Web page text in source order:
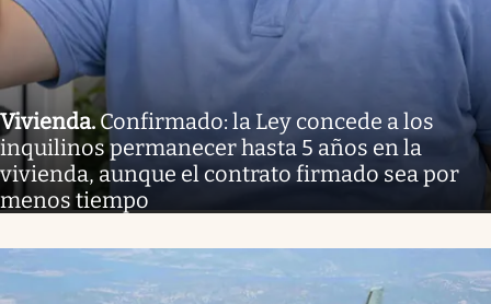
Vivienda.Confirmado: la Ley concede a los
inquilinos permanecer hasta 5 años en la
vivienda, aunque el contrato firmado sea por
menos tiempo